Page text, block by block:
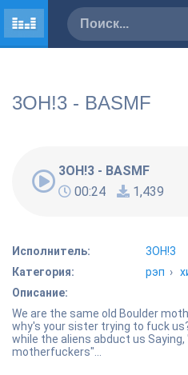
3OH!3 - BASMF
3OH!3 - BASMF
00:24
1,439
Исполнитель:
3OH!3
Категория:
рэп ›
Описание:
We are the same old Boulder
why's your sister trying to fuck
while the aliens abduct us
motherfuckers"...